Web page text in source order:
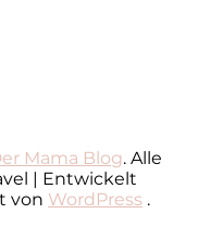
Mama Blog. Alle
| Entwickelt
von WordPress .